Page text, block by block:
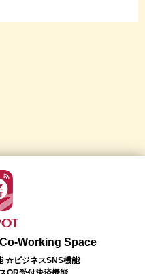
Working Space
☆ビジネスSNS機能